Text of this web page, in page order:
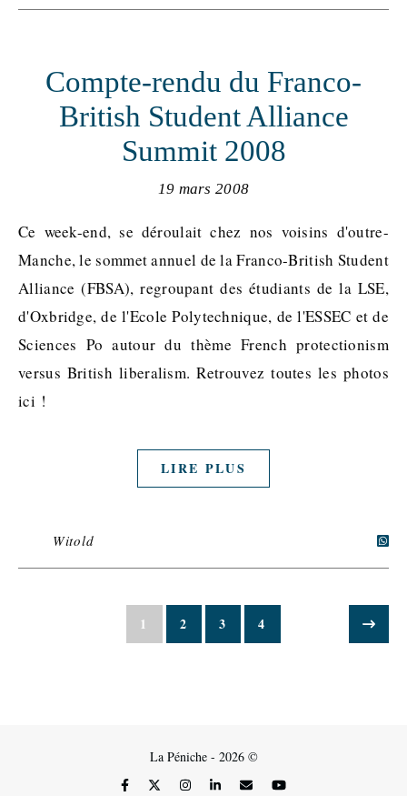
Compte-rendu du Franco-
British Student Alliance
Summit 2008
19 mars 2008
Ce week-end, se déroulait chez nos voisins d'outre-
Manche, le sommet annuel de la Franco-British Student
Alliance (FBSA), regroupant des étudiants de la LSE,
d'Oxbridge, de l'Ecole Polytechnique, de l'ESSEC et de
Sciences Po autour du thème French protectionism
versus British liberalism. Retrouvez toutes les photos
ici !
LIRE PLUS
Witold
1 2 3 4
La Péniche - 2026 ©